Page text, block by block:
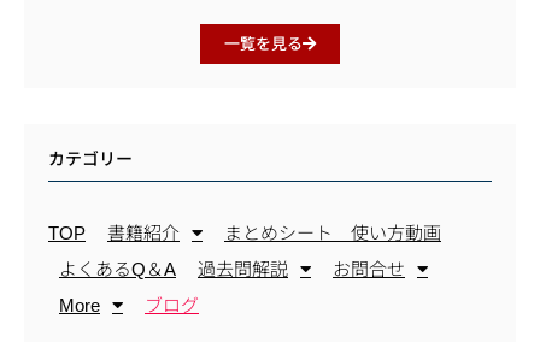
一覧を見る
カテゴリー
TOP 書籍紹介
まとめシート 使い方動画
よくあるQ＆A
過去問解説
お問合せ
More
ブログ